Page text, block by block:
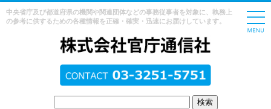
中央省庁及び都道府県の機関や関連団体などの事務従事者を対象に、執務上
の参考に供するための各種情報を正確・確実・迅速にお届けしています。